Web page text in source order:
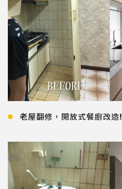
老屋翻修，開放式餐廚改造!